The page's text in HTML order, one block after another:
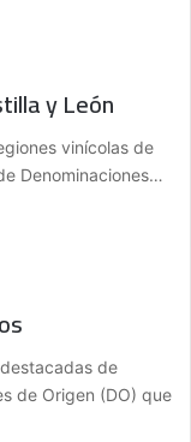
y León
vinícolas de
Denominaciones…
de
de Origen (DO) que